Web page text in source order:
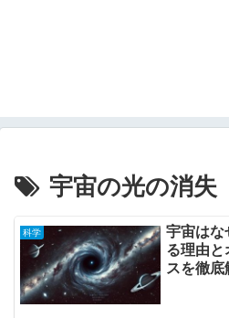
宇宙の光の消失
科学
宇宙はな
る理由と
スを徹底